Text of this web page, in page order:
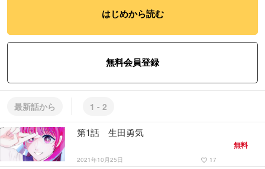
はじめから読む
無料会員登録
最新話から 1 - 2
第1話 生田勇気
2021年10月25日 favorite_border 17
無料